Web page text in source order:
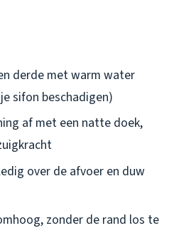
derde met warm water
sifon beschadigen)
af met een natte doek,
over de afvoer en duw
zonder de rand los te